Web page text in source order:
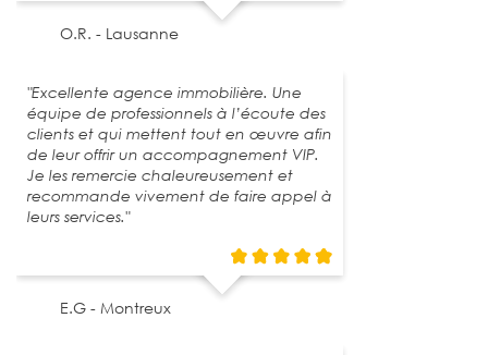
O.R. - Lausanne
"Excellente agence immobilière. Une
équipe de professionnels à l’écoute des
clients et qui mettent tout en œuvre afin
de leur offrir un accompagnement VIP.
Je les remercie chaleureusement et
recommande vivement de faire appel à
leurs services."
E.G - Montreux